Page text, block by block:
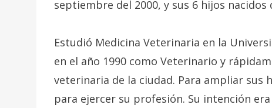
septiembre del 2000, y sus 6 hijos nacidos
Estudió Medicina Veterinaria en la
en el año 1990 como Veterinario y
veterinaria de la ciudad. Para ampliar sus
para ejercer su profesión. Su intención